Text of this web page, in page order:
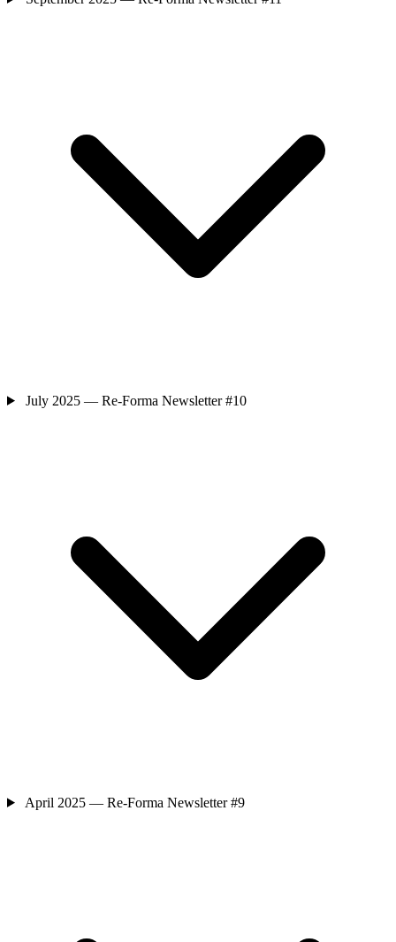
July 2025 — Re-Forma Newsletter #10
April 2025 — Re-Forma Newsletter #9